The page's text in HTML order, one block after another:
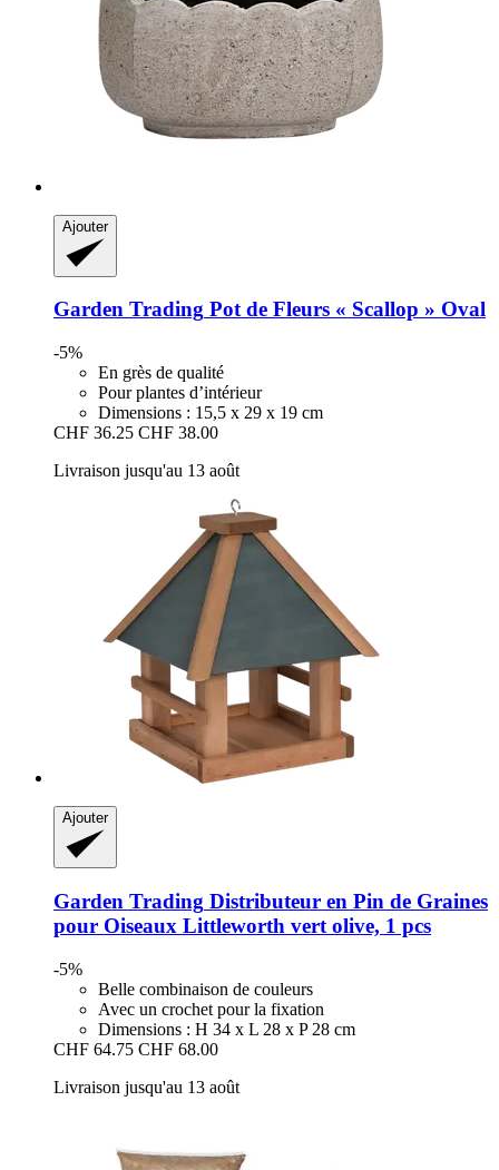
Ajouter
Garden Trading Pot de Fleurs « Scallop » Oval
-5%
En grès de qualité
Pour plantes d’intérieur
Dimensions : 15,5 x 29 x 19 cm
CHF 36.25 CHF 38.00
Livraison jusqu'au 13 août
Ajouter
Garden Trading Distributeur en Pin de Graines
pour Oiseaux Littleworth vert olive, 1 pcs
-5%
Belle combinaison de couleurs
Avec un crochet pour la fixation
Dimensions : H 34 x L 28 x P 28 cm
CHF 64.75 CHF 68.00
Livraison jusqu'au 13 août